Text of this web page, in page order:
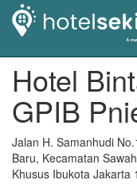
Hotel
GPIB
Jalan H. Samanhudi
Baru, Kecamatan
Khusus Ibukota Jakarta